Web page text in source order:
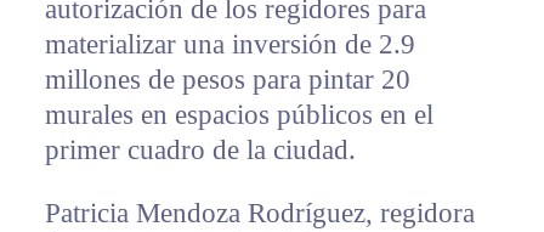
autorización de los regidores para
materializar una inversión de 2.9
millones de pesos para pintar 20
murales en espacios públicos en el
primer cuadro de la ciudad.
Patricia Mendoza Rodríguez, regidora